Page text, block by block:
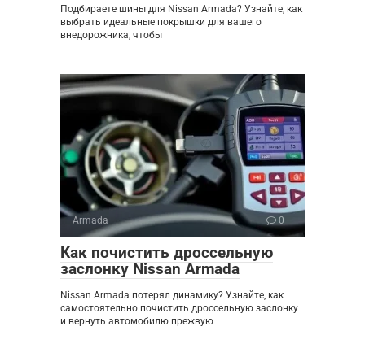
Подбираете шины для Nissan Armada? Узнайте, как
выбрать идеальные покрышки для вашего
внедорожника, чтобы
Armada 0
Как почистить дроссельную
заслонку Nissan Armada
Nissan Armada потерял динамику? Узнайте, как
самостоятельно почистить дроссельную заслонку
и вернуть автомобилю прежвую